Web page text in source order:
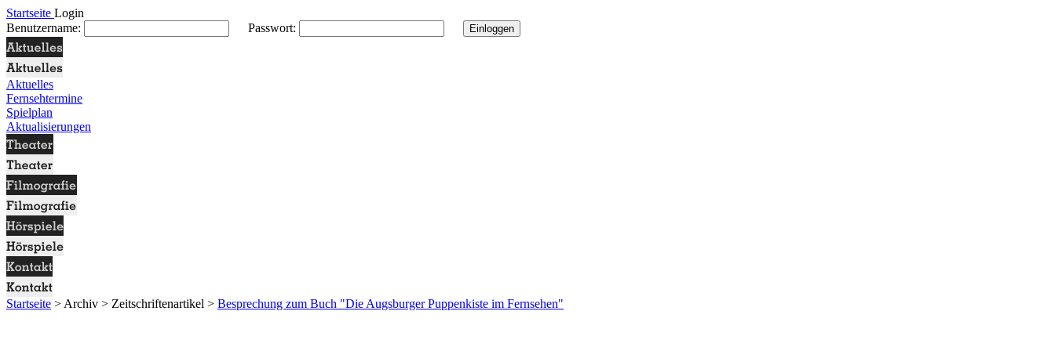
Startseite Login
Benutzername:
Passwort:
Aktuelles
Fernsehtermine
Spielplan
Aktualisierungen
Startseite > Archiv > Zeitschriftenartikel > Besprechung zum Buch "Die Augsburger Puppenkiste im Fernsehen"